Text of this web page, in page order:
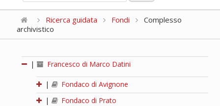
Ricerca guidata Fondi
Complesso
archivistico
| Francesco di Marco Datini
|
Fondaco di Avignone
|
Fondaco di Prato